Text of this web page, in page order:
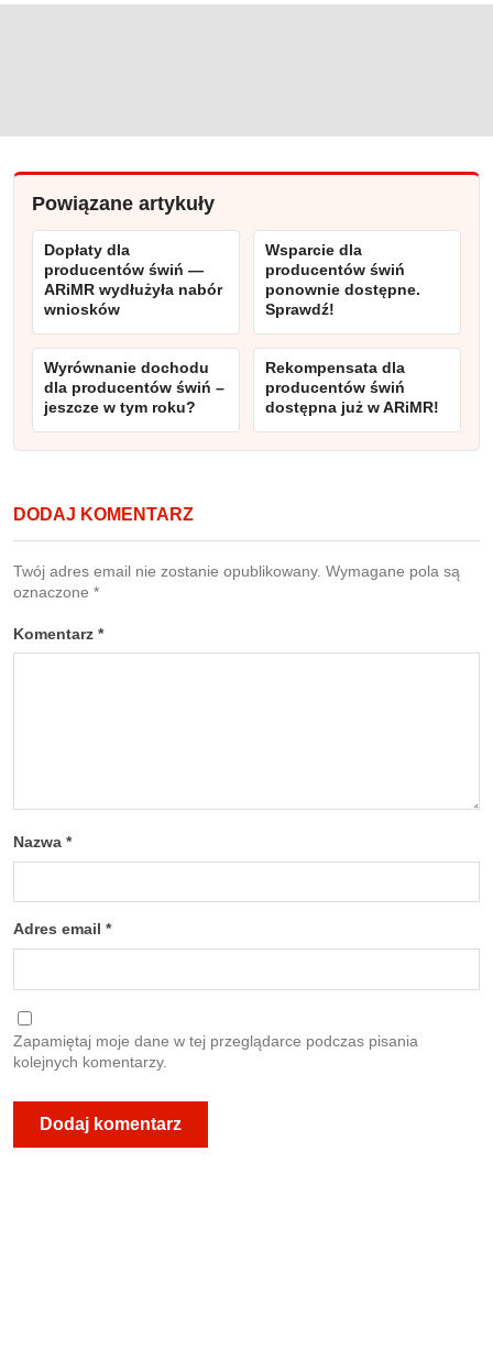
Powiązane artykuły
Dopłaty dla
producentów świń —
ARiMR wydłużyła nabór
wniosków
Wsparcie dla
producentów świń
ponownie dostępne.
Sprawdź!
Wyrównanie dochodu
dla producentów świń –
jeszcze w tym roku?
Rekompensata dla
producentów świń
dostępna już w ARiMR!
DODAJ KOMENTARZ
Twój adres email nie zostanie opublikowany. Wymagane pola są
oznaczone *
Komentarz *
Nazwa *
Adres email *
Zapamiętaj moje dane w tej przeglądarce podczas pisania
kolejnych komentarzy.